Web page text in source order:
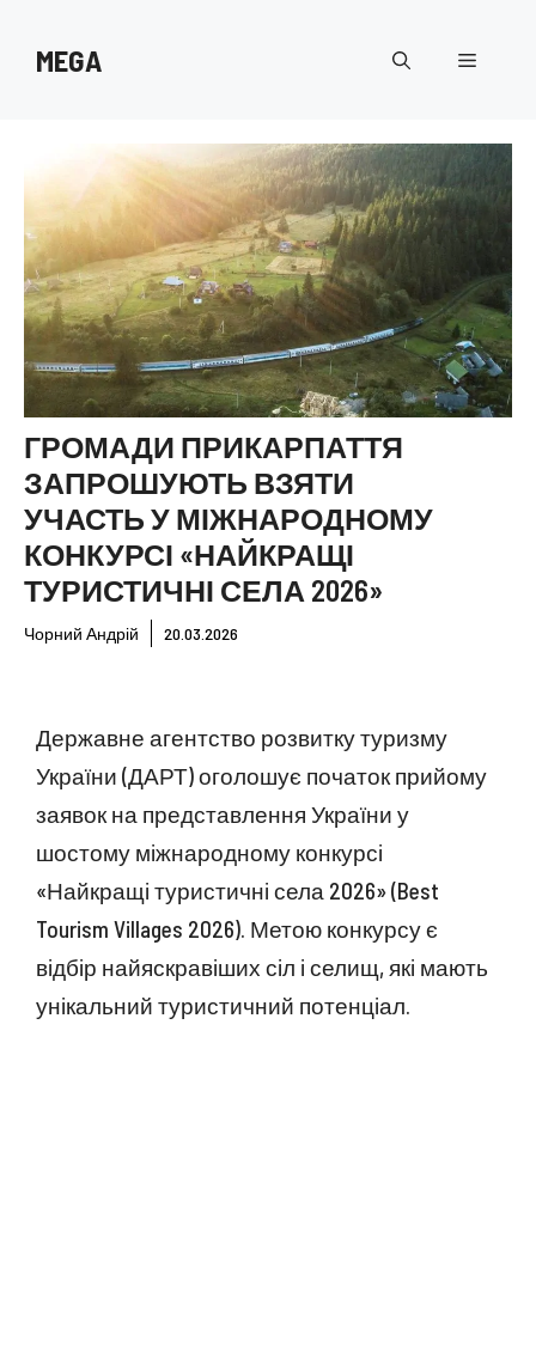
MEGA Меню
ГРОМАДИ ПРИКАРПАТТЯ
ЗАПРОШУЮТЬ ВЗЯТИ
УЧАСТЬ У МІЖНАРОДНОМУ
КОНКУРСІ «НАЙКРАЩІ
ТУРИСТИЧНІ СЕЛА 2026»
Чорний Андрій 20.03.2026
Державне агентство розвитку туризму
України (ДАРТ) оголошує початок прийому
заявок на представлення України у
шостому міжнародному конкурсі
«Найкращі туристичні села 2026» (Best
Tourism Villages 2026). Метою конкурсу є
відбір найяскравіших сіл і селищ, які мають
унікальний туристичний потенціал.